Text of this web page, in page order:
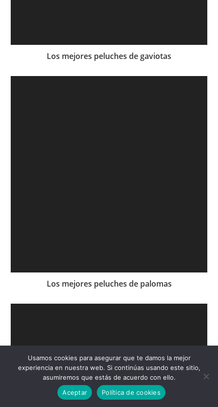
Los mejores peluches de gaviotas
Los mejores peluches de palomas
Usamos cookies para asegurar que te damos la mejor
experiencia en nuestra web. Si continúas usando este sitio,
asumiremos que estás de acuerdo con ello.
Aceptar
Política de cookies